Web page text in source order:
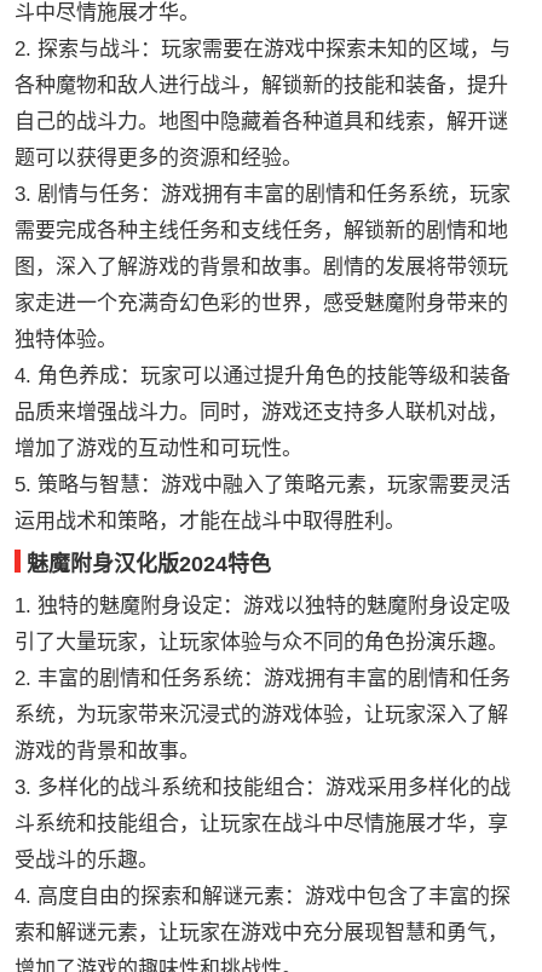
斗中尽情施展才华。
2. 探索与战斗：玩家需要在游戏中探索未知的区域，与
各种魔物和敌人进行战斗，解锁新的技能和装备，提升
自己的战斗力。地图中隐藏着各种道具和线索，解开谜
题可以获得更多的资源和经验。
3. 剧情与任务：游戏拥有丰富的剧情和任务系统，玩家
需要完成各种主线任务和支线任务，解锁新的剧情和地
图，深入了解游戏的背景和故事。剧情的发展将带领玩
家走进一个充满奇幻色彩的世界，感受魅魔附身带来的
独特体验。
4. 角色养成：玩家可以通过提升角色的技能等级和装备
品质来增强战斗力。同时，游戏还支持多人联机对战，
增加了游戏的互动性和可玩性。
5. 策略与智慧：游戏中融入了策略元素，玩家需要灵活
运用战术和策略，才能在战斗中取得胜利。
魅魔附身汉化版2024特色
1. 独特的魅魔附身设定：游戏以独特的魅魔附身设定吸
引了大量玩家，让玩家体验与众不同的角色扮演乐趣。
2. 丰富的剧情和任务系统：游戏拥有丰富的剧情和任务
系统，为玩家带来沉浸式的游戏体验，让玩家深入了解
游戏的背景和故事。
3. 多样化的战斗系统和技能组合：游戏采用多样化的战
斗系统和技能组合，让玩家在战斗中尽情施展才华，享
受战斗的乐趣。
4. 高度自由的探索和解谜元素：游戏中包含了丰富的探
索和解谜元素，让玩家在游戏中充分展现智慧和勇气，